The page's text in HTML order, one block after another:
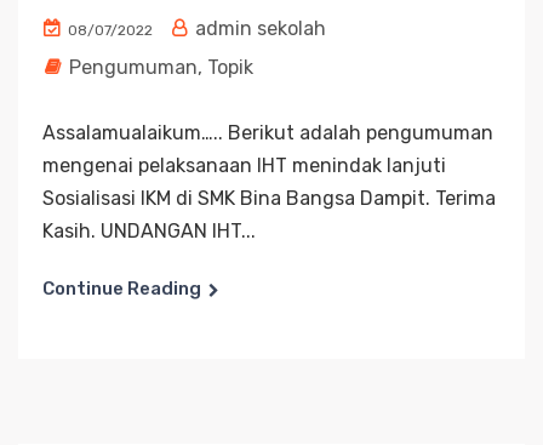
08/07/2022
admin sekolah
Pengumuman, Topik
Assalamualaikum….. Berikut adalah pengumuman
mengenai pelaksanaan IHT menindak lanjuti
Sosialisasi IKM di SMK Bina Bangsa Dampit. Terima
Kasih. UNDANGAN IHT...
Continue Reading